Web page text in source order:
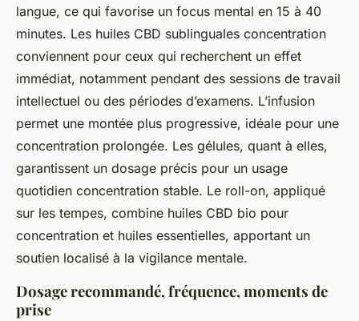
langue, ce qui favorise un focus mental en 15 à 40
minutes. Les huiles CBD sublinguales concentration
conviennent pour ceux qui recherchent un effet
immédiat, notamment pendant des sessions de travail
intellectuel ou des périodes d’examens. L’infusion
permet une montée plus progressive, idéale pour une
concentration prolongée. Les gélules, quant à elles,
garantissent un dosage précis pour un usage
quotidien concentration stable. Le roll-on, appliqué
sur les tempes, combine huiles CBD bio pour
concentration et huiles essentielles, apportant un
soutien localisé à la vigilance mentale.
Dosage recommandé, fréquence, moments de
prise